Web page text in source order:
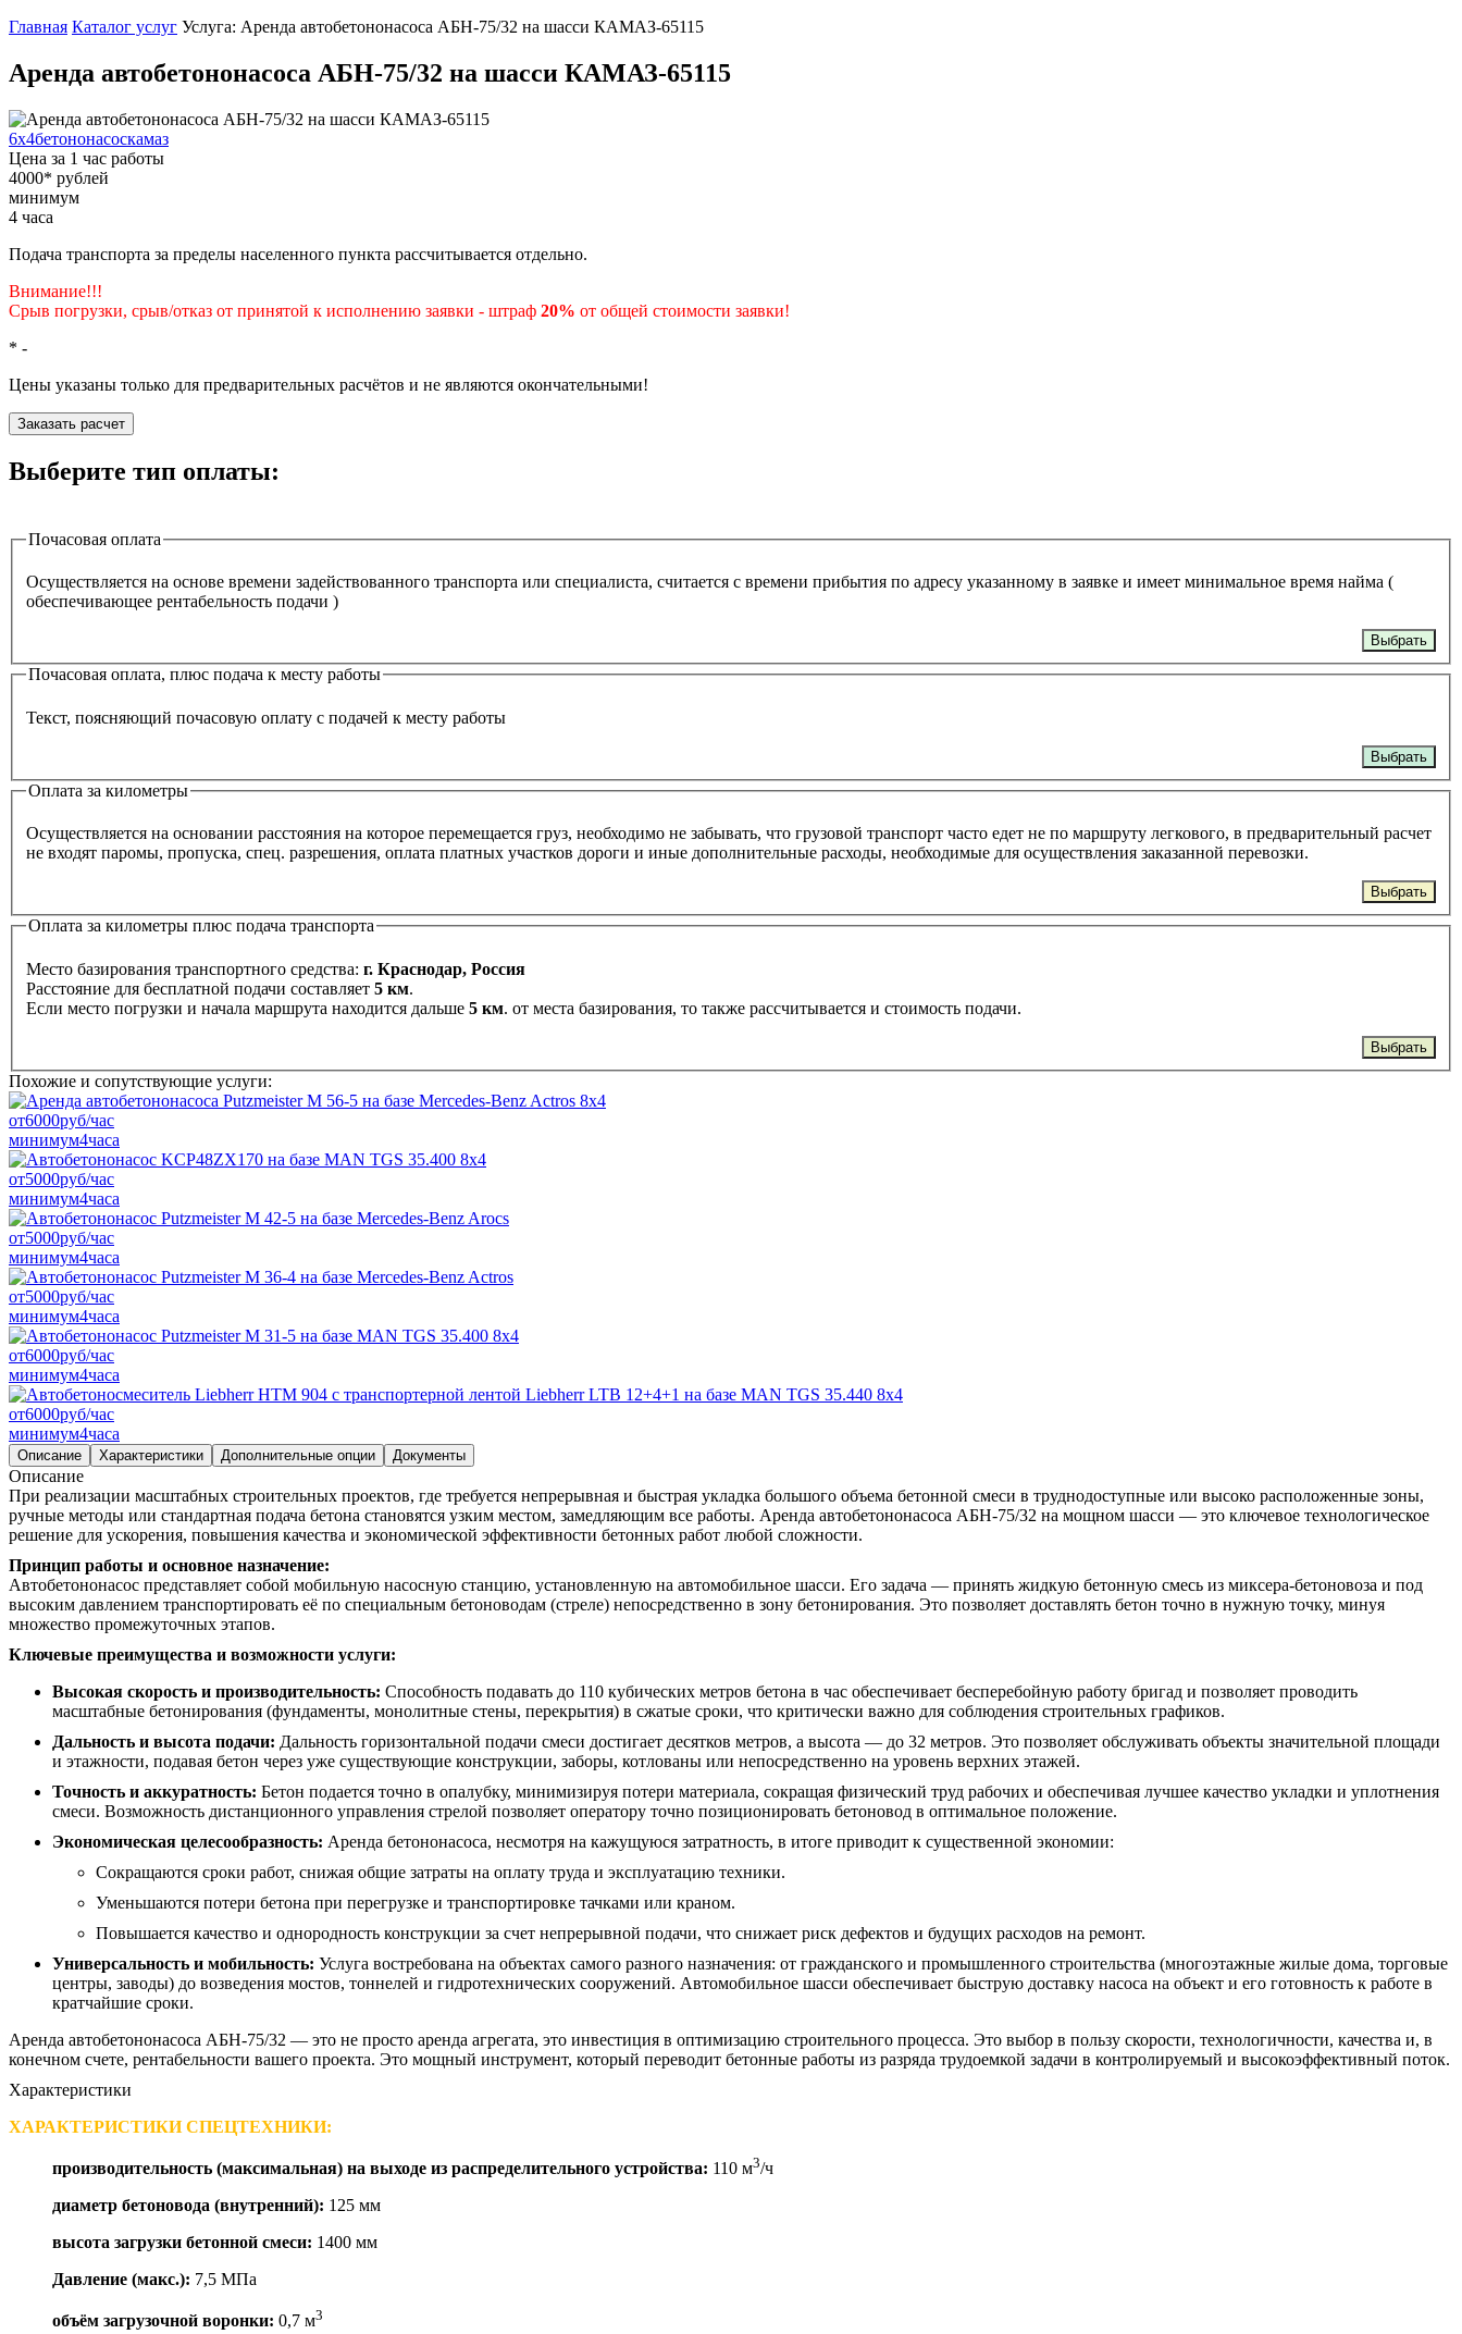
Главная Каталог услуг Услуга: Аренда автобетононасоса АБН-75/32 на шасси КАМАЗ-65115
Аренда автобетононасоса АБН-75/32 на шасси КАМАЗ-65115
6x4бетононасоскамаз
Цена за 1 час работы
4000* рублей
минимум
4 часа
Подача транспорта за пределы населенного пункта рассчитывается отдельно.
Внимание!!!
Срыв погрузки, срыв/отказ от принятой к исполнению заявки - штраф 20% от общей стоимости заявки!
* -
Цены указаны только для предварительных расчётов и не являются окончательными!
Заказать расчет
Выберите тип оплаты:
Почасовая оплата
Осуществляется на основе времени задействованного транспорта или специалиста, считается с времени прибытия по адресу указанному в заявке и имеет минимальное время найма (
обеспечивающее рентабельность подачи )
Выбрать
Почасовая оплата, плюс подача к месту работы
Текст, поясняющий почасовую оплату с подачей к месту работы
Выбрать
Оплата за километры
Осуществляется на основании расстояния на которое перемещается груз, необходимо не забывать, что грузовой транспорт часто едет не по маршруту легкового, в предварительный расчет
не входят паромы, пропуска, спец. разрешения, оплата платных участков дороги и иные дополнительные расходы, необходимые для осуществления заказанной перевозки.
Выбрать
Оплата за километры плюс подача транспорта
Место базирования транспортного средства: г. Краснодар, Россия
Расстояние для бесплатной подачи составляет 5 км.
Если место погрузки и начала маршрута находится дальше 5 км. от места базирования, то также рассчитывается и стоимость подачи.
Выбрать
Похожие и сопутствующие услуги:
от6000руб/час
минимум4часа
от5000руб/час
минимум4часа
от5000руб/час
минимум4часа
от5000руб/час
минимум4часа
от6000руб/час
минимум4часа
от6000руб/час
минимум4часа
Описание Характеристики Дополнительные опции Документы
Описание
При реализации масштабных строительных проектов, где требуется непрерывная и быстрая укладка большого объема бетонной смеси в труднодоступные или высоко расположенные зоны,
ручные методы или стандартная подача бетона становятся узким местом, замедляющим все работы. Аренда автобетононасоса АБН-75/32 на мощном шасси — это ключевое технологическое
решение для ускорения, повышения качества и экономической эффективности бетонных работ любой сложности.
Принцип работы и основное назначение:
Автобетононасос представляет собой мобильную насосную станцию, установленную на автомобильное шасси. Его задача — принять жидкую бетонную смесь из миксера-бетоновоза и под
высоким давлением транспортировать её по специальным бетоноводам (стреле) непосредственно в зону бетонирования. Это позволяет доставлять бетон точно в нужную точку, минуя
множество промежуточных этапов.
Ключевые преимущества и возможности услуги:
Высокая скорость и производительность: Способность подавать до 110 кубических метров бетона в час обеспечивает бесперебойную работу бригад и позволяет проводить
масштабные бетонирования (фундаменты, монолитные стены, перекрытия) в сжатые сроки, что критически важно для соблюдения строительных графиков.
Дальность и высота подачи: Дальность горизонтальной подачи смеси достигает десятков метров, а высота — до 32 метров. Это позволяет обслуживать объекты значительной площади
и этажности, подавая бетон через уже существующие конструкции, заборы, котлованы или непосредственно на уровень верхних этажей.
Точность и аккуратность: Бетон подается точно в опалубку, минимизируя потери материала, сокращая физический труд рабочих и обеспечивая лучшее качество укладки и уплотнения
смеси. Возможность дистанционного управления стрелой позволяет оператору точно позиционировать бетоновод в оптимальное положение.
Экономическая целесообразность: Аренда бетононасоса, несмотря на кажущуюся затратность, в итоге приводит к существенной экономии:
Сокращаются сроки работ, снижая общие затраты на оплату труда и эксплуатацию техники.
Уменьшаются потери бетона при перегрузке и транспортировке тачками или краном.
Повышается качество и однородность конструкции за счет непрерывной подачи, что снижает риск дефектов и будущих расходов на ремонт.
Универсальность и мобильность: Услуга востребована на объектах самого разного назначения: от гражданского и промышленного строительства (многоэтажные жилые дома, торговые
центры, заводы) до возведения мостов, тоннелей и гидротехнических сооружений. Автомобильное шасси обеспечивает быструю доставку насоса на объект и его готовность к работе в
кратчайшие сроки.
Аренда автобетононасоса АБН-75/32 — это не просто аренда агрегата, это инвестиция в оптимизацию строительного процесса. Это выбор в пользу скорости, технологичности, качества и, в
конечном счете, рентабельности вашего проекта. Это мощный инструмент, который переводит бетонные работы из разряда трудоемкой задачи в контролируемый и высокоэффективный поток.
Характеристики
ХАРАКТЕРИСТИКИ СПЕЦТЕХНИКИ:
производительность (максимальная) на выходе из распределительного устройства: 110 м3/ч
диаметр бетоновода (внутренний): 125 мм
высота загрузки бетонной смеси: 1400 мм
Давление (макс.): 7,5 МПа
объём загрузочной воронки: 0,7 м3